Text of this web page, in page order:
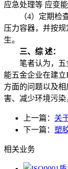
应急处理等 应变能
（4）定期检查
压力容器，并按
生。
三、综 述：
笔者认为，五
能五金企业在建立
方面的问题以及
害、减少环境污染
上一篇： 关
下一篇： 塑
相关业务